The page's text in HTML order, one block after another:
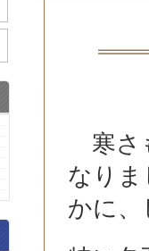
寒さ
なり
かに